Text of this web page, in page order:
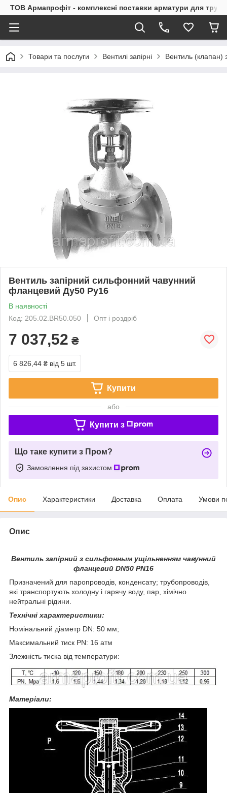
ТОВ Армапрофіт - комплексні поставки арматури для
Товари та послуги Вентилі запірні Вентиль (клапан)
Вентиль запірний сильфонний чавунний
фланцевий Ду50 Ру16
В наявності
Код: 205.02.BR50.050
Опт і роздріб
7 037,52 ₴
6 826,44 ₴ від 5 шт.
Купити
або
Купити з
Що таке купити з Пром?
Замовлення під захистом
Опис Характеристики Доставка Оплата Умови
Опис
Вентиль запірний з сильфонным ущільненням чавунний
фланцевий DN50 PN16
Призначений для паропроводів, конденсату; трубопроводів,
які транспортують холодну і гарячу воду, пар, хімічно
нейтральні рідини.
Технічні характеристики:
Номінальний діаметр DN: 50 мм;
Максимальний тиск PN: 16 атм
Злежність тиска від температури:
Матеріали: